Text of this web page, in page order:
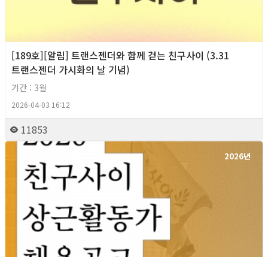
[189호][알림] 트랜스젠더와 함께 걷는 친구사이 (3.31
트랜스젠더 가시화의 날 기념)
기간 : 3월
2026-04-03 16:12
11853
2026년